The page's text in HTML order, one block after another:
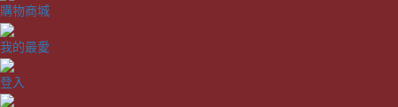
購物商城
我的最愛
登入